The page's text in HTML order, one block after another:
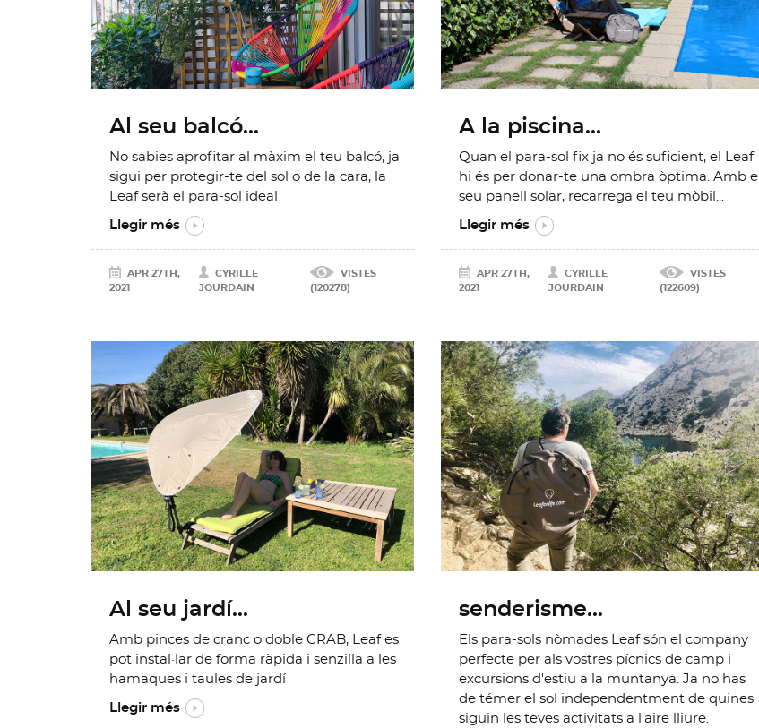
Al seu balcó...
No sabies aprofitar al màxim el teu balcó, ja
sigui per protegir-te del sol o de la cara, la
Leaf serà el para-sol ideal
Llegir més
APR 27TH,
2021
CYRILLE
JOURDAIN
VISTES
(120278)
A la piscina...
Quan el para-sol fix ja no és suficient, el Leaf
hi és per donar-te una ombra òptima. Amb el
seu panell solar, recarrega el teu mòbil...
Llegir més
APR 27TH,
2021
CYRILLE
JOURDAIN
VISTES
(122609)
Al seu jardí...
Amb pinces de cranc o doble CRAB, Leaf es
pot instal·lar de forma ràpida i senzilla a les
hamaques i taules de jardí
Llegir més
senderisme...
Els para-sols nòmades Leaf són el company
perfecte per als vostres pícnics de camp i
excursions d'estiu a la muntanya. Ja no has
de témer el sol independentment de quines
siguin les teves activitats a l'aire lliure.